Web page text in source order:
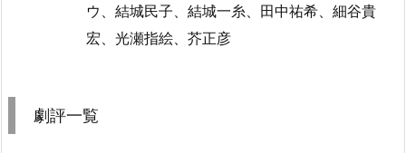
ウ、結城民子、結城一糸、田中祐希、細谷貴
宏、光瀬指絵、芥正彦
劇評一覧